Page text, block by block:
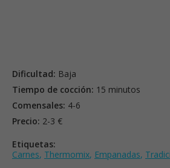
Dificultad: Baja
Tiempo de cocción: 15 minutos
Comensales: 4-6
Precio: 2-3 €
Etiquetas:
Carnes, Thermomix, Empanadas,